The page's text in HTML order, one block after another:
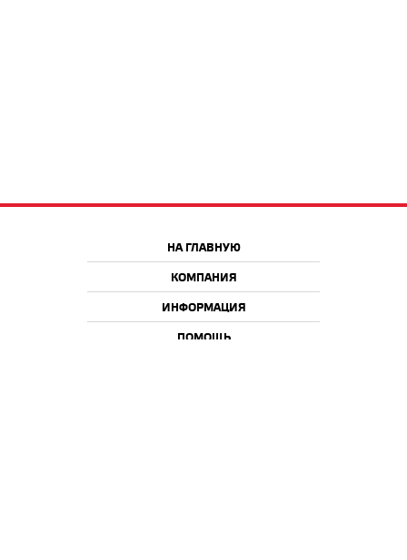
НА ГЛАВНУЮ
КОМПАНИЯ
ИНФОРМАЦИЯ
ПОМОЩЬ